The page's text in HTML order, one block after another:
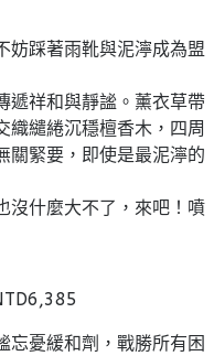
妨踩著雨靴與泥濘成為盟
遞祥和與靜謐。薰衣草帶
織繾綣沉穩檀香木，四周
關緊要，即使是最泥濘的
沒什麼大不了，來吧！噴
忘憂緩和劑，戰勝所有困